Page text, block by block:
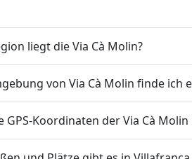
liegt die Via Cà Molin?
von Via Cà Molin finde ich
GPS-Koordinaten der Via Cà